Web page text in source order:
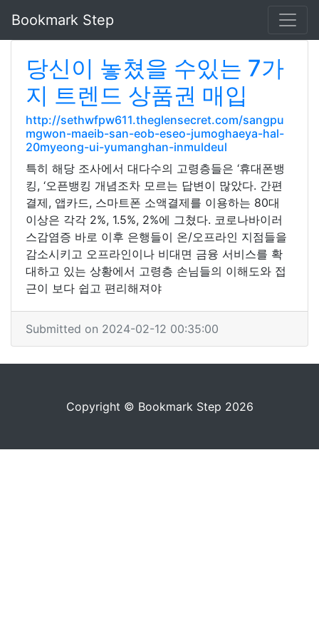
Bookmark Step
당신이 놓쳤을 수있는 7가
지 트렌드 상품권 매입
http://sethwfpw611.theglensecret.com/sangpu
mgwon-maeib-san-eob-eseo-jumoghaeya-hal-
20myeong-ui-yumanghan-inmuldeul
특히 해당 조사에서 대다수의 고령층들은 ‘휴대폰뱅
킹, ‘오픈뱅킹 개념조차 모르는 답변이 많았다. 간편
결제, 앱카드, 스마트폰 소액결제를 이용하는 80대
이상은 각각 2%, 1.5%, 2%에 그쳤다. 코로나바이러
스감염증 바로 이후 은행들이 온/오프라인 지점들을
감소시키고 오프라인이나 비대면 금융 서비스를 확
대하고 있는 상황에서 고령층 손님들의 이해도와 접
근이 보다 쉽고 편리해져야
Submitted on 2024-02-12 00:35:00
Copyright © Bookmark Step 2026